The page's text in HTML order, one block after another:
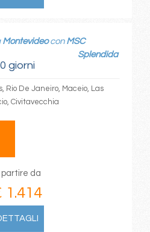
giorni
Montevideocon MSC
Splendida
Rio De Janeiro, Maceio, Las
Civitavecchia
partire da
1.414